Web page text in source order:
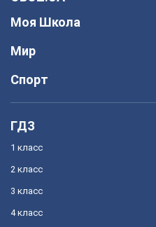
Моя Школа
Мир
Спорт
ГДЗ
1 класс
2 класс
3 класс
4 класс